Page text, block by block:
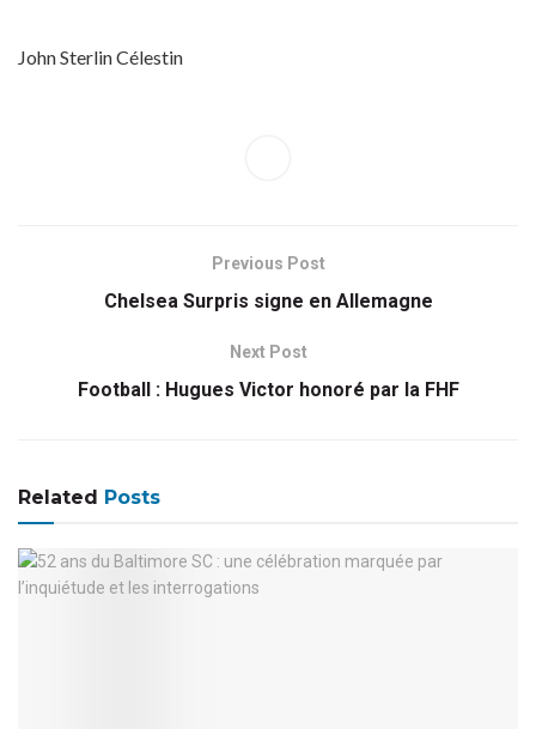
John Sterlin Célestin
Previous Post
Chelsea Surpris signe en Allemagne
Next Post
Football : Hugues Victor honoré par la FHF
Related Posts